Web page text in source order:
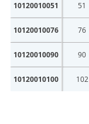
10120010051 51
10120010076 76
10120010090 90
10120010100 102